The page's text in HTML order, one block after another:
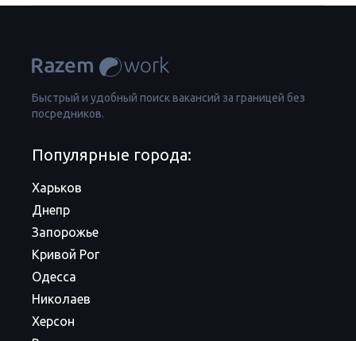
Быстрый и удобный поиск вакансий за границей без
посредников.
Популярные города:
Харьков
Днепр
Запорожье
Кривой Рог
Одесса
Николаев
Херсон